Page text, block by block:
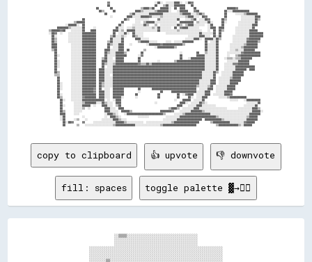
                                          ▓▓                                ░░██░░  ░░░░░░████░░  ░░██▓▓
                                          ██                                ██    ▒▒██░░░░████████    ██
                                  ██        ██                    ▒▒████▒▒██    ██████░░  ██  ████      ██                      ██████▓▓
                                    ██▒▒      ██              ████▒▒░░░░░░░░▒▒████████░░    ░░██████    ▓▓██                  ██░░░░████████████
                                        ██                ▒▒██░░░░░░░░░░██████████░░░░░░░░░░░░▒▒██████░░░░▒▒██▒▒              ██      ░░░░░░▒▒████████
                                            ░░          ████░░░░░░██████▓▓░░░░░░▒▒░░░░░░░░░░░░░░░░▒▒████░░░░  ██▓▓            ██          ░░░░░░░░░░████
                        ██                            ██▒▒    ░░░░░░░░░░      ▓▓░░░░░░░░░░░░██    ░░░░▒▒██  ░░░░██▓▓        ██▒▒          ░░░░░░░░░░██▒▒
                  ▒▒██████                          ██        ░░░░  ▒▒██████░░░░░░░░░░░░░░░░  ██████████  ▒▒░░░░░░██░░      ██░░        ░░░░░░░░░░░░██
            ░░██████░░  ██                        ██░░      ░░░░░░░░██▒▒    ▒▒  ░░░░░░░░░░░░██▒▒  ▒▒████░░░░░░░░  ░░██      ██          ░░░░░░░░░░████
      ████████▒▒░░░░░░░░██      ░░              ██░░░░  ░░░░▒▒░░░░░░░░░░░░▒▒░░██░░░░░░░░  ██  ▓▓████░░░░░░░░      ░░████  ████        ░░░░░░░░░░░░██
▒▒██████▓▓██    ░░░░░░░░██    ████            ████░░▒▒  ██████░░░░░░░░░░░░░░░░██░░░░░░░░░░░░▒▒░░░░░░░░░░░░░░░░    ░░  ██  ██▒▒        ░░░░░░░░░░██████
░░██▓▓  ░░    ░░░░░░░░░░██████████            ██  ░░░░██░░  ██░░░░░░                ░░░░░░░░░░░░░░░░░░░░░░░░██░░░░░░░░██  ██          ░░░░░░░░░░██████████
  ██░░        ░░░░░░░░░░██████████          ▒▒██░░░░▒▒░░    ██▒▒░░░░                                ░░░░░░░░████░░░░  ██░░██        ░░░░░░░░░░░░██████████
  ██▒▒        ░░░░░░░░░░██████████          ██░░░░░░██        ████░░░░░░                          ░░░░░░████░░  ██████░░██▒▒        ░░░░░░░░░░▓▓████████
  ██▒▒        ░░░░░░░░░░██████████        ▒▒██░░░░░░██          ▒▒██████░░░░░░      ░░░░  ░░░░░░████████        ██  ░░░░██          ░░░░░░░░░░████████▒▒
  ████          ░░░░░░░░██████████        ██▒▒░░░░████    ░░          ░░████████▓▓██████████████▒▒              ██░░░░░░██        ░░░░░░░░░░▒▒████████
  ████          ░░░░░░░░██████████        ██  ░░░░████                      ░░████████████▒▒                    ██░░░░░░██        ░░░░░░░░▒▒██████████
  ▒▒██          ░░░░░░░░██████████      ████░░░░░░████  ██          ▒▒                                          ██░░░░░░██        ░░░░▒▒░░░░████████
    ██          ░░░░░░░░██████████      ██▒▒░░░░██████▒▒          ██                          ░░          ██    ▒▒░░░░░░██      ░░░░░░░░░░▓▓████████████
    ██░░        ░░░░░░░░██████████      ██░░░░░░████████        ░░▓▓                          ██          ██████░░░░░░░░██      ░░    ▒▒▓▓██████████████
    ██          ░░░░░░░░██████████    ▒▒██░░░░  ██████          ██                            ██    ░░██████████░░░░░░░░██    ░░▒▒▒▒░░▒▒▒▒████████
    ██░░        ░░░░░░░░██████████    ████░░░░░░██████          ██            ░░          ▒▒████████████████████░░░░░░░░██      ░░░░░░░░████████
    ██░░        ░░░░░░░░██████████    ██▒▒░░░░▒▒████████████████▓▓▒▒▒▒██▒▒██████████████████████████████████████░░░░░░░░██    ░░░░░░▓▓▓▓████████
    ██░░        ░░░░░░░░██████████    ██  ░░░░██████████████████████████████████████████████████████████████████░░░░░░░░██    ░░░░░░░░██████████████
    ██          ░░░░░░░░██████████  ████░░░░░░██████████████████████████████████████████████████████████████████░░░░░░░░██    ░░░░░░░░████████  ████
    ██▒▒        ░░░░░░░░██████████  ████░░░░░░████████████████████████████████████████████████████████████████░░░░░░░░██▒▒  ░░░░░░░░████████
    ▒▒▒▒        ░░░░░░░░██████████  ████░░░░  ████████████████████████████████████████████████████████████████░░░░░░░░██    ░░░░░░░░████████
      ██        ░░░░░░░░██████████  ████░░░░░░████████████████████████████████████████████████████████████████░░░░░░░░██  ░░░░░░░░▒▒██████
      ██        ░░░░░░░░██████████  ████░░░░░░██████████████████████████████████████████████████████████████░░░░░░░░████  ░░░░░░░░████████
      ██░░      ░░░░░░░░██████████  ██▒▒░░░░░░██████████████████████████████████████████████████████████████░░░░░░░░████  ░░░░░░░░██████
      ██░░      ░░░░░░░░██████████  ██▒▒░░░░░░████████████████████████████████████████████████████████████▒▒░░░░░░▒▒██  ░░░░░░░░██████
      ██░░      ░░░░░░░░████████▓▓  ██  ░░░░  ████████          ██        ████████████████████████████████  ░░░░░░████  ░░░░░░░░██████
      ██        ░░░░░░░░████████▓▓  ████░░░░  ████████          ░░              ██      ██████████████████░░░░░░████    ░░░░░░██████
      ██░░      ░░░░░░░░██████████  ████░░░░  ████████        ██              ██            ██  ░░▓▓████  ░░░░░░████  ░░░░░░░░████▓▓
      ██▒▒      ░░░░░░░░▓▓████████  ████░░░░  ██████░░        ░░              ██            ██      ██░░  ░░░░████        ░░░░░░▒▒████████████
        ██░░    ░░░░░░░░████████████████  ░░  ░░████                                      ░░    ██████  ░░░░░░██                  ░░░░░░    ░░██████████
        ██        ░░░░░░▒▒████████░░░░██▒▒░░░░  ████                        ░░                ████░░  ░░░░░░██▒▒░░                            ░░░░░░░░██
        ██░░      ░░░░░░██████  ░░    ████░░░░  ▒▒██                                        ████    ░░░░░░████░░░░░░░░░░                    ░░░░░░░░██
        ██        ░░░░░░▒▒  ░░          ████░░░░  ████                                ▒▒████▒▒  ░░░░░░░░████░░░░░░░░░░░░░░░░░░░░        ░░░░░░░░░░████▒▒
        ██▒▒      ░░░░░░                ████░░░░░░  ██████▒▒                    ████████▓▓    ░░░░░░░░████████▒▒░░░░░░░░░░░░░░░░░░░░░░░░░░░░░░░░░░██████░░
        ████      ░░░░                  ░░████▒▒░░    ░░██████████████████████████▒▒      ░░░░░░▒▒██████████████████░░░░░░░░░░░░░░░░░░░░░░░░░░░░████████
        ░░██            ░░              ░░  ████▒▒░░            ░░░░░░░░            ░░░░░░░░░░██████████████████████████▒▒░░░░░░░░░░░░░░░░░░░░▒▒██████
        ░░██      ░░▒▒    ░░          ░░░░░░░░████▒▒░░░░                          ░░░░░░░░░░██████████████████  ████████████▒▒░░░░░░░░░░░░░░░░████████
          ██░░██▓▓      ▓▓      ░░░░░░░░░░░░░░░░██████▒▒░░░░░░░░░░░░  ░░░░░░░░░░░░░░░░░░▒▒██████████████████        ▒▒████████████░░░░░░░░░░▓▓██████
copy to clipboard 👍 upvote 👎 downvote
fill: spaces toggle palette ▓→✊🏽
                                  ░░▒▒▒▒░░░░░░░░░░░░░░░░░░░░░░░░░░░░░░░░░░
                                  ░░░░░░░░░░░░░░░░░░░░░░░░░░░░░░░░░░░░░░░░
                                  ░░░░░░░░░░░░░░░░░░░░░░░░░░░░░░░░░░░░░░░░
                      ░░░░░░░░░░░░░░░░░░░░░░░░░░░░░░░░░░░░░░░░░░░░░░░░░░░░░░░░░░░░░░░░
                      ░░░░░░░░░░░░░░░░░░░░░░░░░░░░░░░░░░░░░░░░░░░░░░░░░░░░░░░░░░░░░░░░
                      ░░░░░░░░░░░░░░░░░░░░░░░░░░░░░░░░░░░░░░░░░░░░░░░░░░░░░░░░░░░░░░░░
                      ░░░░░░░░▒▒░░░░░░░░░░░░░░░░░░░░░░░░░░░░░░░░░░░░░░░░░░░░░░░░░░░░░░